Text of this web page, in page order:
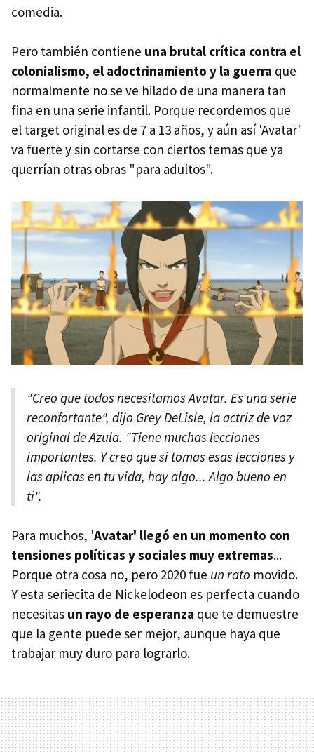
comedia.
Pero también contiene una brutal crítica contra el
colonialismo, el adoctrinamiento y la guerra que
normalmente no se ve hilado de una manera tan
fina en una serie infantil. Porque recordemos que
el target original es de 7 a 13 años, y aún así 'Avatar'
va fuerte y sin cortarse con ciertos temas que ya
querrían otras obras "para adultos".
"Creo que todos necesitamos Avatar. Es una serie
reconfortante", dijo Grey DeLisle, la actriz de voz
original de Azula. "Tiene muchas lecciones
importantes. Y creo que si tomas esas lecciones y
las aplicas en tu vida, hay algo... Algo bueno en
ti".
Para muchos, 'Avatar' llegó en un momento con
tensiones políticas y sociales muy extremas...
Porque otra cosa no, pero 2020 fue un rato movido.
Y esta seriecita de Nickelodeon es perfecta cuando
necesitas un rayo de esperanza que te demuestre
que la gente puede ser mejor, aunque haya que
trabajar muy duro para lograrlo.